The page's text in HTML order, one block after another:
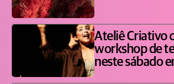
Ateliê Criativo
workshop de
neste sábado